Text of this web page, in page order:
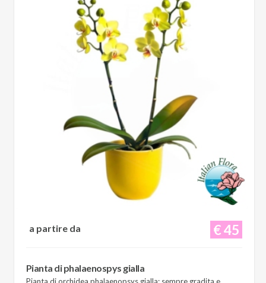
€ 45
a partire da
Pianta di phalaenospys gialla